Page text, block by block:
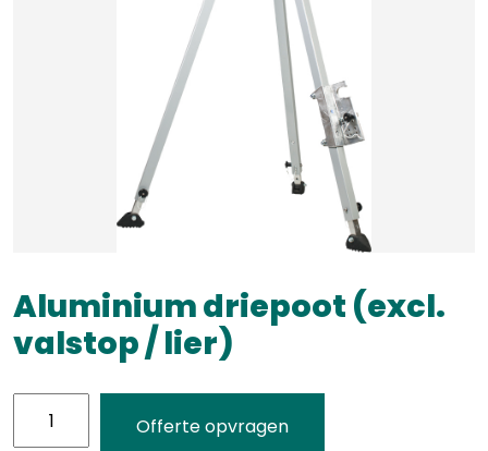
Aluminium driepoot (excl.
valstop / lier)
Offerte opvragen